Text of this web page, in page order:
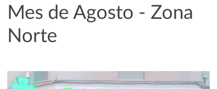
Mes de Agosto - Zona
Norte